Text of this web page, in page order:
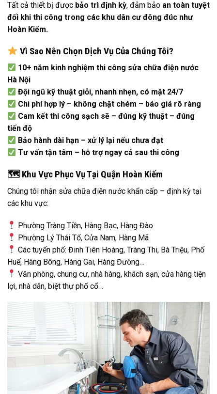
Tất cả thiết bị được bảo trì định kỳ, đảm bảo an toàn tuyệt
đối khi thi công trong các khu dân cư đông đúc như
Hoàn Kiếm.
Vì Sao Nên Chọn Dịch Vụ Của Chúng Tôi?
10+ năm kinh nghiệm thi công sửa chữa điện nước
Hà Nội
Đội ngũ kỹ thuật giỏi, nhanh nhẹn, có mặt 24/7
Chi phí hợp lý – không chặt chém – báo giá rõ ràng
Cam kết thi công sạch sẽ – đúng kỹ thuật – đúng
tiến độ
Bảo hành dài hạn – xử lý lại nếu chưa đạt
Tư vấn tận tâm – hỗ trợ ngay cả sau thi công
🗺️ Khu Vực Phục Vụ Tại Quận Hoàn Kiếm
Chúng tôi nhận sửa chữa điện nước khẩn cấp – định kỳ tại
các khu vực:
Phường Tràng Tiền, Hàng Bạc, Hàng Đào
Phường Lý Thái Tổ, Cửa Nam, Hàng Mã
Các tuyến phố: Đinh Tiên Hoàng, Tràng Thi, Bà Triệu, Phố
Huế, Hàng Bông, Hàng Gai, Hàng Đường…
Văn phòng, chung cư, nhà hàng, khách sạn, cửa hàng tiện
lợi, nhà dân, biệt thự phố cổ…